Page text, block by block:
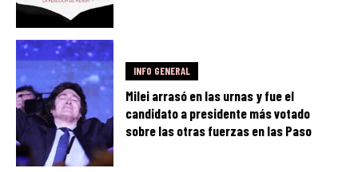
INFO GENERAL
Milei arrasó en las urnas y fue el
candidato a presidente más votado
sobre las otras fuerzas en las Paso